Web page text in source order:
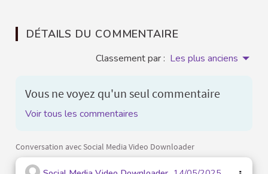
DÉTAILS DU COMMENTAIRE
Classement par : Les plus anciens
Vous ne voyez qu'un seul commentaire
Voir tous les commentaires
Conversation avec Social Media Video Downloader